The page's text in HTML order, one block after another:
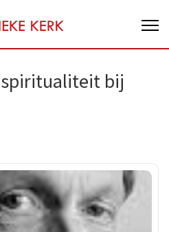
van Nederland
spiritualiteit bij